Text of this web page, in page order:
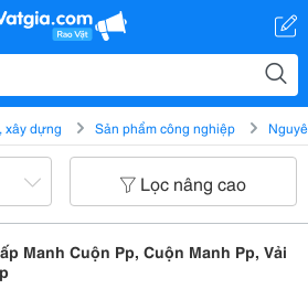
xây dựng Sản phẩm công nghiệp
Lọc nâng cao
Manh Cuộn Pp, Cuộn Manh Pp, Vải